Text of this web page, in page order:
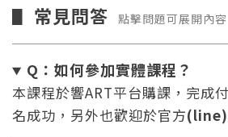
▋ 常見問答 點擊問題可展開內容
Q：如何參加實體課程？
本課程於響ART平台購課，完成
名成功，另外也歡迎於官方(line)